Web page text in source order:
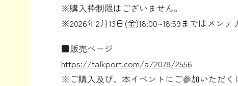
※購入枠制限はございません。
※2026年2月13日(金)18:00~18:59まではメン
■販売ページ
https://talkport.com/a/2078/2556
※ご購入及び、本イベントにご参加いただく